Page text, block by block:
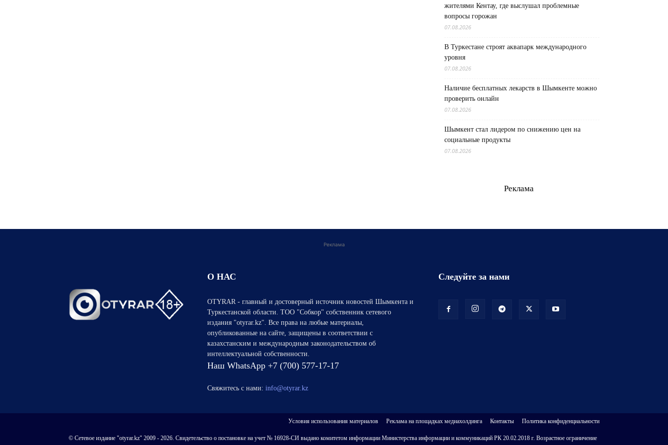
жителями Кентау, где выслушал проблемные
вопросы горожан
07.08.2026
В Туркестане строят аквапарк международного
уровня
07.08.2026
Наличие бесплатных лекарств в Шымкенте можно
проверить онлайн
07.08.2026
Шымкент стал лидером по снижению цен на
социальные продукты
07.08.2026
Реклама
Реклама
О НАС
OTYRAR - главный и достоверный источник новостей Шымкента и
Туркестанской области. ТОО "Собкор" собственник сетевого
издания "otyrar.kz". Все права на любые материалы,
опубликованные на сайте, защищены в соответствии с
казахстанским и международным законодательством об
интеллектуальной собственности.
Наш WhatsApp +7 (700) 577-17-17
Свяжитесь с нами: info@otyrar.kz
Следуйте за нами
Условия использования материалов Реклама на площадках медиахолдинга Контакты Политика конфиденциальности
© Сетевое издание "otyrar.kz" 2009 - 2026. Свидетельство о постановке на учет № 16928-СИ выдано комитетом информации Министерства информации и коммуникаций РК 20.02.2018 г. Возрастное ограничение